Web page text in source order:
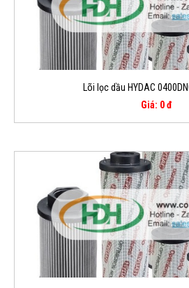
Lõi lọc dầu HYDAC
Giá: 0 đ